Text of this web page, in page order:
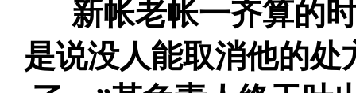
新帐老帐一齐算的时
是说没人能取消他的